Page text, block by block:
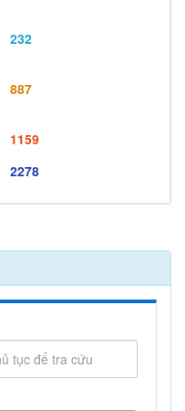
232
887
1159
2278